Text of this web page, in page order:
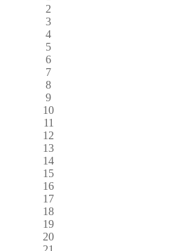
2
3
4
5
6
7
8
9
10
11
12
13
14
15
16
17
18
19
20